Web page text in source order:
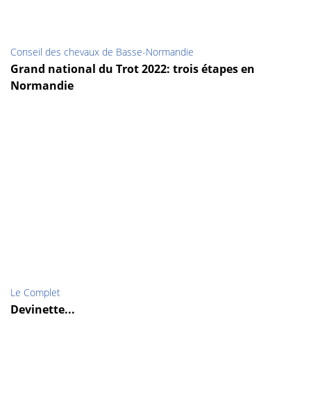
Conseil des chevaux de Basse-Normandie
Grand national du Trot 2022: trois étapes en
Normandie
Le Complet
Devinette...